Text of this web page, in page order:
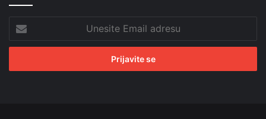
Email
adresu